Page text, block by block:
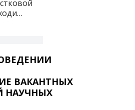
ВАКАНТНЫХ
НАУЧНЫХ